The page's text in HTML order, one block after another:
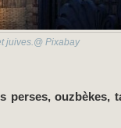
juives.@ Pixabay
perses, ouzbèkes,